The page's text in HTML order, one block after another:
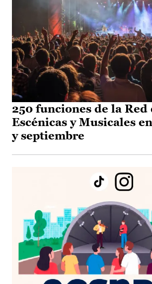
250 funciones de la Red
Escénicas y Musicales
y septiembre